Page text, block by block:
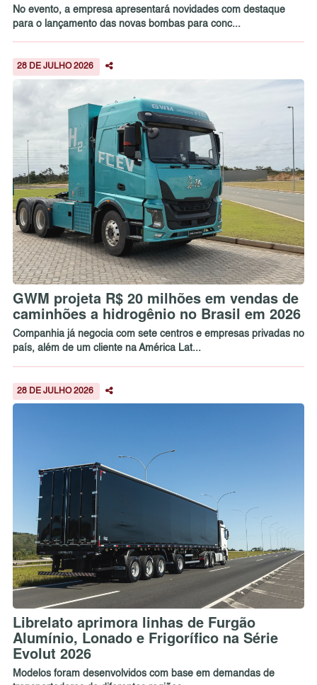
No evento, a empresa apresentará novidades com destaque
para o lançamento das novas bombas para conc...
28 DE JULHO 2026
GWM projeta R$ 20 milhões em vendas de
caminhões a hidrogênio no Brasil em 2026
Companhia já negocia com sete centros e empresas privadas no
país, além de um cliente na América Lat...
28 DE JULHO 2026
Librelato aprimora linhas de Furgão
Alumínio, Lonado e Frigorífico na Série
Evolut 2026
Modelos foram desenvolvidos com base em demandas de